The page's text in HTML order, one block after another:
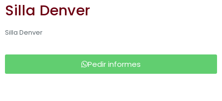
Silla Denver
Silla Denver
Pedir informes